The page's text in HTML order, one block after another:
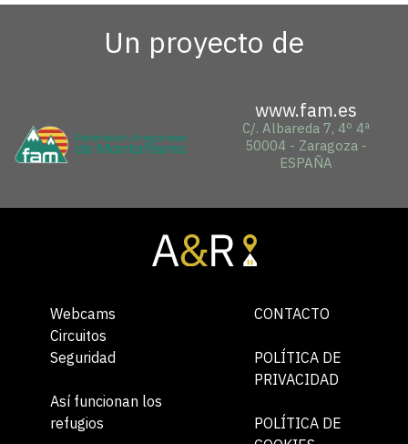
Un proyecto de
www.fam.es
C/. Albareda 7, 4º 4ª
50004 - Zaragoza -
ESPAÑA
Webcams
Circuitos
Seguridad
Así funcionan los
refugios
CONTACTO
POLÍTICA DE
PRIVACIDAD
POLÍTICA DE